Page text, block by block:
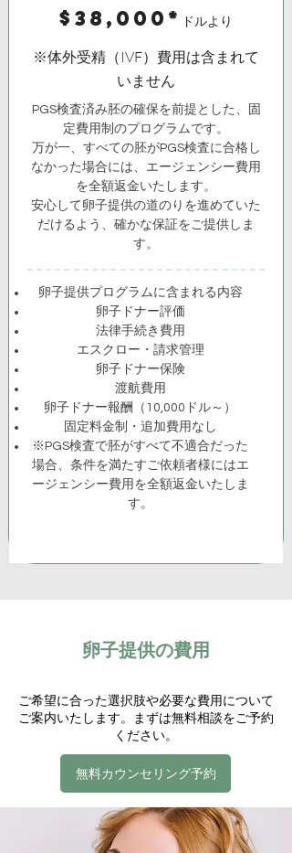
$38,000* ドルより
※体外受精（IVF）費用は含まれて
いません
PGS検査済み胚の確保を前提とした、固
定費用制のプログラムです。
万が一、すべての胚がPGS検査に合格し
なかった場合には、エージェンシー費用
を全額返金いたします。
安心して卵子提供の道のりを進めていた
だけるよう、確かな保証をご提供しま
す。
卵子提供プログラムに含まれる内容
卵子ドナー評価
法律手続き費用
エスクロー・請求管理
卵子ドナー保険
渡航費用
卵子ドナー報酬（10,000ドル～）
固定料金制・追加費用なし
※PGS検査で胚がすべて不適合だった
場合、条件を満たすご依頼者様にはエ
ージェンシー費用を全額返金いたしま
す。
卵子提供の費用
ご希望に合った選択肢や必要な費用について
ご案内いたします。まずは無料相談をご予約
ください。
無料カウンセリング予約